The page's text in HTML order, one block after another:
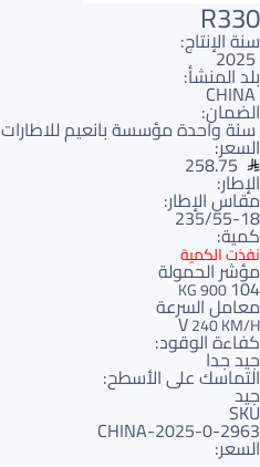
R330
سنة الإنتاج:
2025
بلد المنشأ:
CHINA
الضمان:
سنة واحدة مؤسسة بانعيم للاطارات
السعر:
258.75
الإطار:
مقاس الإطار:
235/55-18
كمية:
نفذت الكمية
مؤشر الحمولة
104
900 KG
معامل السرعة
V240 KM/H
كفاءة الوقود:
جيد جدا
التماسك على الأسطح:
جيد
SKU
2963-CHINA-2025-0
السعر: